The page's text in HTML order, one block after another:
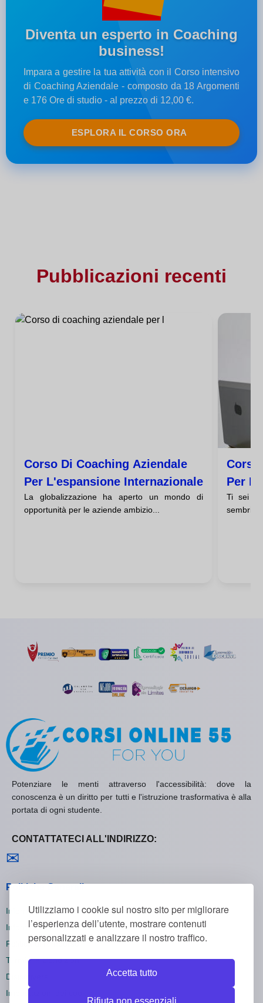
Utilizziamo i cookie sul nostro sito per migliorare
l’esperienza dell’utente, mostrare contenuti
personalizzati e analizzare il nostro traffico.
Accetta tutto
Rifiuta non essenziali
Diventa un esperto in Coaching
business!
Impara a gestire la tua attività con il Corso intensivo
di Coaching Aziendale - composto da 18 Argomenti
e 176 Ore di studio - al prezzo di 12,00 €.
ESPLORA IL CORSO ORA
Pubblicazioni recenti
Corso Di Coaching Aziendale
Per L'espansione Internazionale
La globalizzazione ha aperto un mondo di
opportunità per le aziende ambizio...
Corso
Per
Ti sei
Potenziare le menti attraverso l'accessibilità: dove la
conoscenza è un diritto per tutti e l'istruzione trasformativa è alla
portata di ogni studente.
CONTATTATECI ALL'INDIRIZZO:
✉
Politiche Generali
Informativa sulla Privacy
Informativa sui Cookie
Politica di Rimborso
Termini e Condizioni
Disiscriversi
Impostazioni dei cookie